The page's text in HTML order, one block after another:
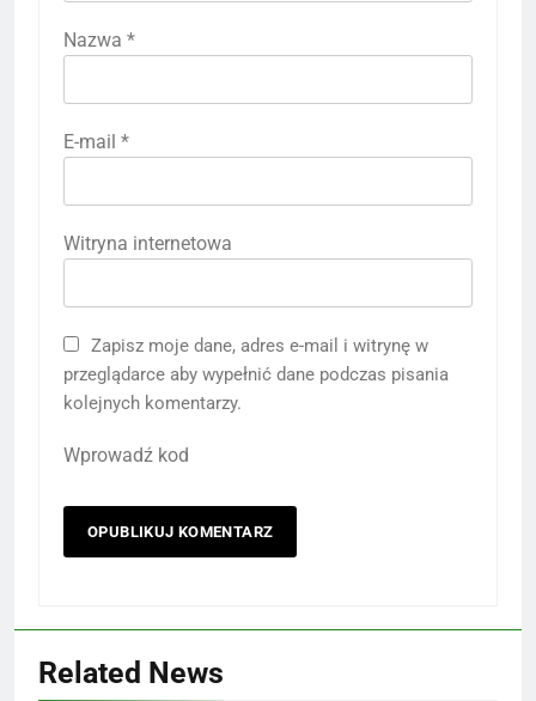
Nazwa *
E-mail *
Witryna internetowa
Zapisz moje dane, adres e-mail i witrynę w
przeglądarce aby wypełnić dane podczas pisania
kolejnych komentarzy.
Wprowadź kod
Related News